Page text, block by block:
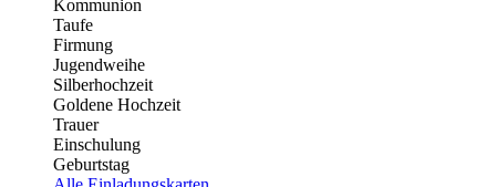
Kommunion
Taufe
Firmung
Jugendweihe
Silberhochzeit
Goldene Hochzeit
Trauer
Einschulung
Geburtstag